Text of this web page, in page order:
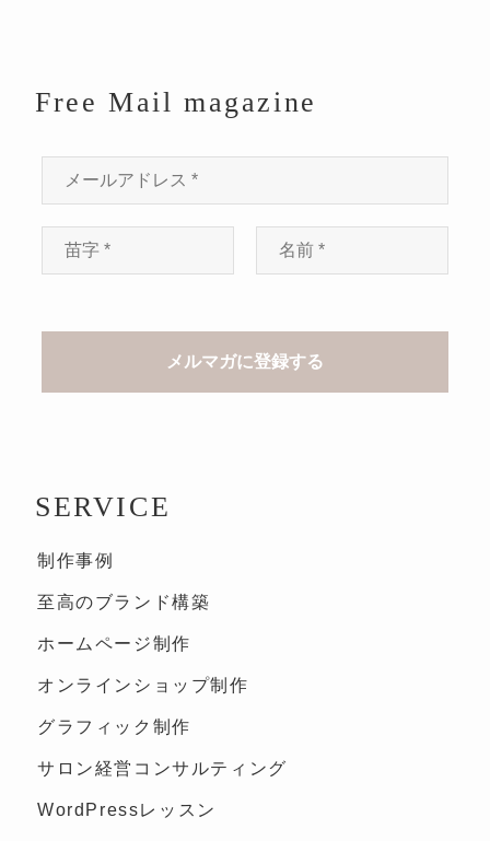
Free Mail magazine
SERVICE
制作事例
至高のブランド構築
ホームページ制作
オンラインショップ制作
グラフィック制作
サロン経営コンサルティング
WordPressレッスン